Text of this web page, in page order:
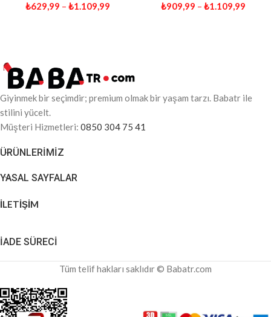
₺629,99 – ₺1.109,99 ₺909,99 – ₺1.109,99
Giyinmek bir seçimdir; premium olmak bir yaşam tarzı. Babatr ile
stilini yücelt.
Müşteri Hizmetleri: 0850 304 75 41
ÜRÜNLERIMIZ
YASAL SAYFALAR
İLETİŞİM
İADE SÜRECİ
Tüm telif hakları saklıdır © Babatr.com